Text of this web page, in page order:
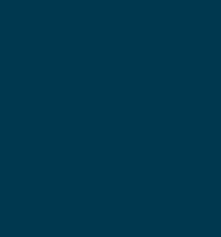
und Yusuf Toprak